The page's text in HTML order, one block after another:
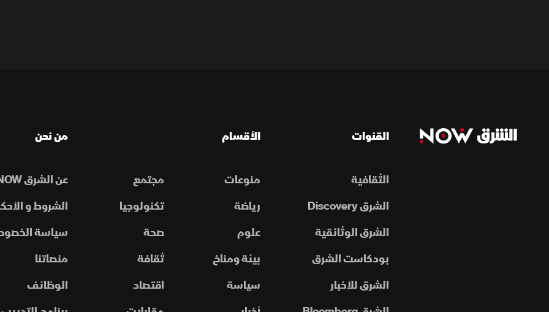
القنوات
الثقافية
الشرق Discovery
الشرق الوثائقية
بودكاست الشرق
الشرق للأخبار
الأقسام
منوعات
مجتمع
رياضة
تكنولوجيا
علوم
صحة
بيئة ومناخ
ثقافة
سياسة
اقتصاد
من نحن
عن الشرق NOW
الشروط و
سياسة
منصاتنا
الوظائف